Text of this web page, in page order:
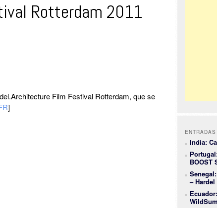
Rotterdam 2011
Film Festival Rotterdam, que se
]
India:
BOOST
–